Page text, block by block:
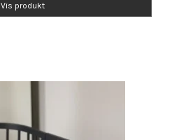
Vis produkt